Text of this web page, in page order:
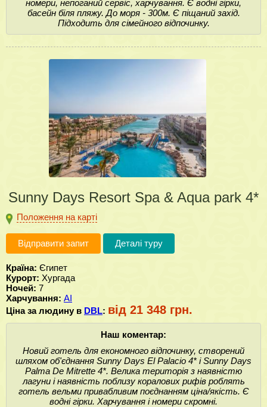
номери, непоганий сервіс, харчування. Є водні гірки,
басейн біля пляжу. До моря - 300м. Є піщаний захід.
Підходить для сімейного відпочинку.
Sunny Days Resort Spa & Aqua park 4*
Положення на карті
Відправити запит Деталі туру
Країна: Єгипет
Курорт: Хургада
Ночей: 7
Харчування: AI
Ціна за людину в DBL: від 21 348 грн.
Наш коментар:
Новий готель для економного відпочинку, створений
шляхом об'єднання Sunny Days El Palacio 4* і Sunny Days
Palma De Mitrette 4*. Велика територія з наявністю
лагуни і наявність поблизу коралових рифів роблять
готель вельми привабливим поєднанням ціна/якість. Є
водні гірки. Харчування і номери скромні.